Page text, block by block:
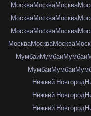
МоскваМоскваМосква
МоскваМоскваМосква
МоскваМоскваМосква
МоскваМоскваМосква
МумбаиМумбаиМумбаи
МумбаиМумбаи
Нижний Новгород
Нижний Новгород
Нижний Новгород